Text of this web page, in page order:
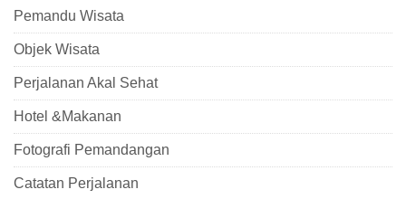
Pemandu Wisata
Objek Wisata
Perjalanan Akal Sehat
Hotel &Makanan
Fotografi Pemandangan
Catatan Perjalanan